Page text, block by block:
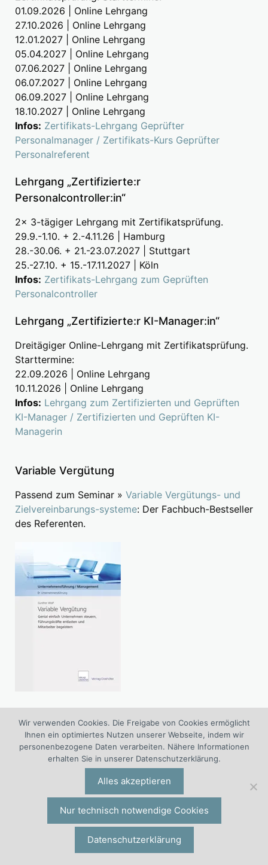
01.09.2026 | Online Lehrgang
27.10.2026 | Online Lehrgang
12.01.2027 | Online Lehrgang
05.04.2027 | Online Lehrgang
07.06.2027 | Online Lehrgang
06.07.2027 | Online Lehrgang
06.09.2027 | Online Lehrgang
18.10.2027 | Online Lehrgang
Infos: Zertifikats-Lehrgang Geprüfter
Personalmanager / Zertifikats-Kurs Geprüfter
Personalreferent
Lehrgang „Zertifizierte:r
Personalcontroller:in“
2x 3-tägiger Lehrgang mit Zertifikatsprüfung.
29.9.-1.10. + 2.-4.11.26 | Hamburg
28.-30.06. + 21.-23.07.2027 | Stuttgart
25.-27.10. + 15.-17.11.2027 | Köln
Infos: Zertifikats-Lehrgang zum Geprüften
Personalcontroller
Lehrgang „Zertifizierte:r KI-Manager:in“
Dreitägiger Online-Lehrgang mit Zertifikatsprüfung.
Starttermine:
22.09.2026 | Online Lehrgang
10.11.2026 | Online Lehrgang
Infos: Lehrgang zum Zertifizierten und Geprüften
KI-Manager / Zertifizierten und Geprüften KI-
Managerin
Variable Vergütung
Passend zum Seminar » Variable Vergütungs- und
Zielvereinbarungs-systeme: Der Fachbuch-Bestseller
des Referenten.
Vergütung und Zielvereinbarung.
» Blick ins Buch
Entgelttransparenzgesetz 2027:
Entgeltsysteme neu gestalten
Eintägig. Für Unternehmensleitungen sowie Fach-
und Führungskräfte aus dem Personalmanagement.
27.08.2026 | Online Seminar
07.10.2026 | Online Seminar
Wir verwenden Cookies. Die Freigabe von Cookies ermöglicht
Ihnen ein optimiertes Nutzen unserer Webseite, indem wir
personenbezogene Daten verarbeiten. Nähere Informationen
erhalten Sie in unserer Datenschutzerklärung.
Alles akzeptieren
Nur technisch notwendige Cookies
Datenschutzerklärung